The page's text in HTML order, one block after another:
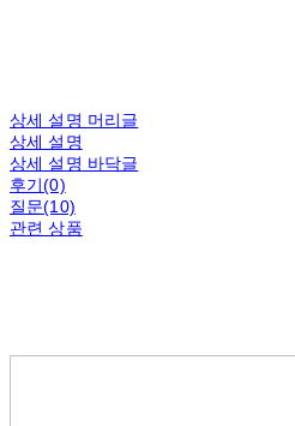
상세 설명 머리글
상세 설명
상세 설명 바닥글
후기(0)
질문(10)
관련 상품